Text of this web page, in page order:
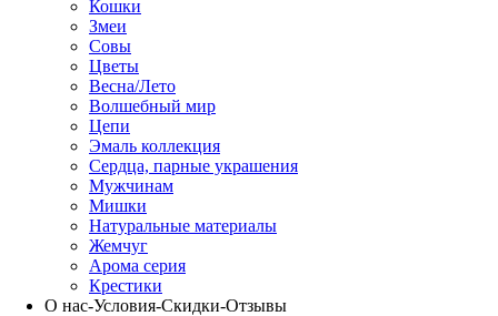
Кошки
Змеи
Совы
Цветы
Весна/Лето
Волшебный мир
Цепи
Эмаль коллекция
Сердца, парные украшения
Мужчинам
Мишки
Натуральные материалы
Жемчуг
Арома серия
Крестики
О нас-Условия-Скидки-Отзывы